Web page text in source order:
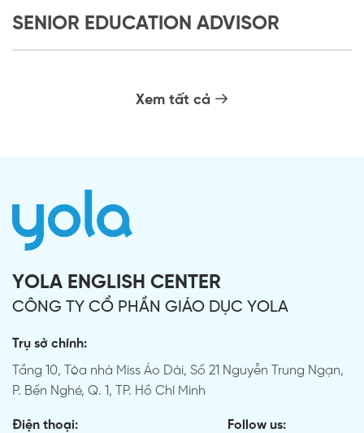
SENIOR EDUCATION ADVISOR
Xem tất cả
YOLA ENGLISH CENTER
CÔNG TY CỔ PHẦN GIÁO DỤC YOLA
Trụ sở chính:
Tầng 10, Tòa nhà Miss Áo Dài, Số 21 Nguyễn Trung Ngạn,
P. Bến Nghé, Q. 1, TP. Hồ Chí Minh
Điện thoại:
Follow us: